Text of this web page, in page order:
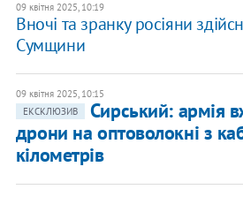
09 квітня 2025, 10:19
Вночі та зранку росіяни
Сумщини
09 квітня 2025, 10:15
ЕКСКЛЮЗИВ
Сирський: армія
дрони на оптоволокні з
кілометрів